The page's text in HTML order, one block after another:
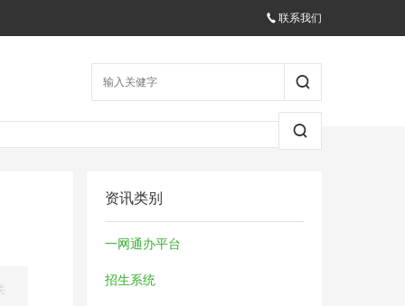
联系我们
资讯类别
一网通办平台
招生系统